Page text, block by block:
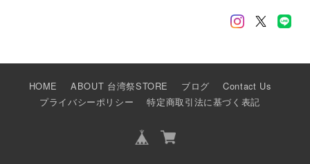
HOME ABOUT 台湾祭STORE ブログ
Contact Us
プライバシーポリシー
特定商取引法に基づく表記